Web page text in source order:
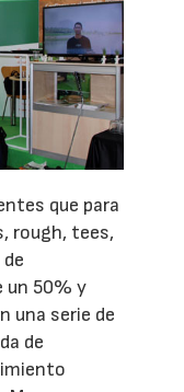
que para
rough, tees,
un 50% y
una serie de
de